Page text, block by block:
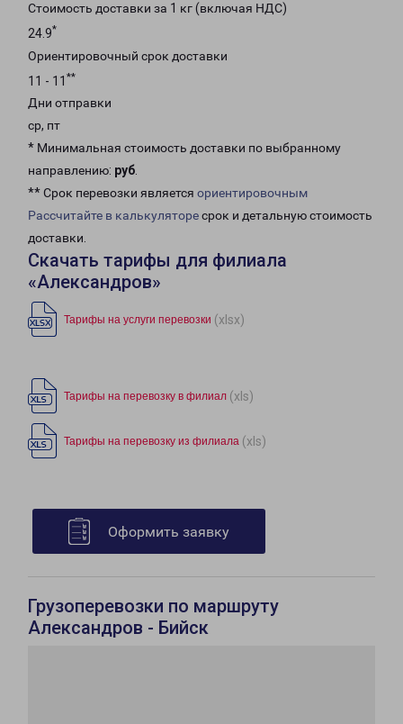
Стоимость доставки за 1 кг (включая НДС)
24.9*
Ориентировочный срок доставки
11 - 11 **
Дни отправки
ср, пт
* Минимальная стоимость доставки по выбранному
направлению: руб.
** Срок перевозки является ориентировочным
Рассчитайте в калькуляторесрок и детальную стоимость
доставки.
Скачать тарифы для филиала
«Александров»
Тарифы на услуги перевозки (xlsx)
Тарифы на перевозку в филиал (xls)
Тарифы на перевозку из филиала (xls)
Оформить заявку
Грузоперевозки по маршруту
Александров - Бийск